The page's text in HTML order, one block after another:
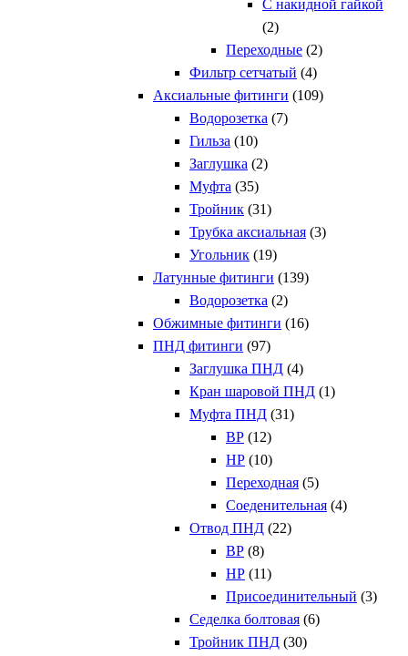
С накидной гайкой
(2)
Переходные (2)
Фильтр сетчатый (4)
Аксиальные фитинги (109)
Водорозетка (7)
Гильза (10)
Заглушка (2)
Муфта (35)
Тройник (31)
Трубка аксиальная (3)
Угольник (19)
Латунные фитинги (139)
Водорозетка (2)
Обжимные фитинги (16)
ПНД фитинги (97)
Заглушка ПНД (4)
Кран шаровой ПНД (1)
Муфта ПНД (31)
ВР (12)
НР (10)
Переходная (5)
Соеденительная (4)
Отвод ПНД (22)
ВР (8)
НР (11)
Присоединительный (3)
Седелка болтовая (6)
Тройник ПНД (30)